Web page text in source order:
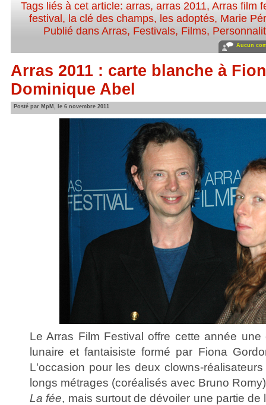
Tags liés à cet article: arras, arras 2011, Arras film
festival , la clé des champs, les adoptés, Marie
Publié dans Arras, Festivals, Films,
Aucun
Arras 2011 : carte blanche à
Dominique Abel
Posté par MpM, le 6 novembre 2011
Le Arras Film Festival offre cette année
lunaire et fantaisiste formé par Fiona
L'occasion pour les deux clowns-
longs métrages (coréalisés avec Bruno
La fée, mais surtout de dévoiler une partie